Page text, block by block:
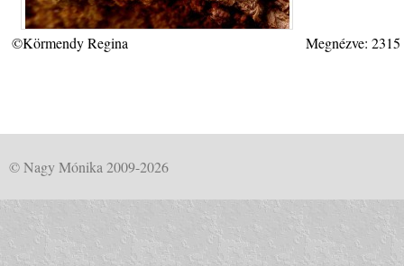
©Körmendy Regina Megnézve:
© Nagy Mónika 2009-2026